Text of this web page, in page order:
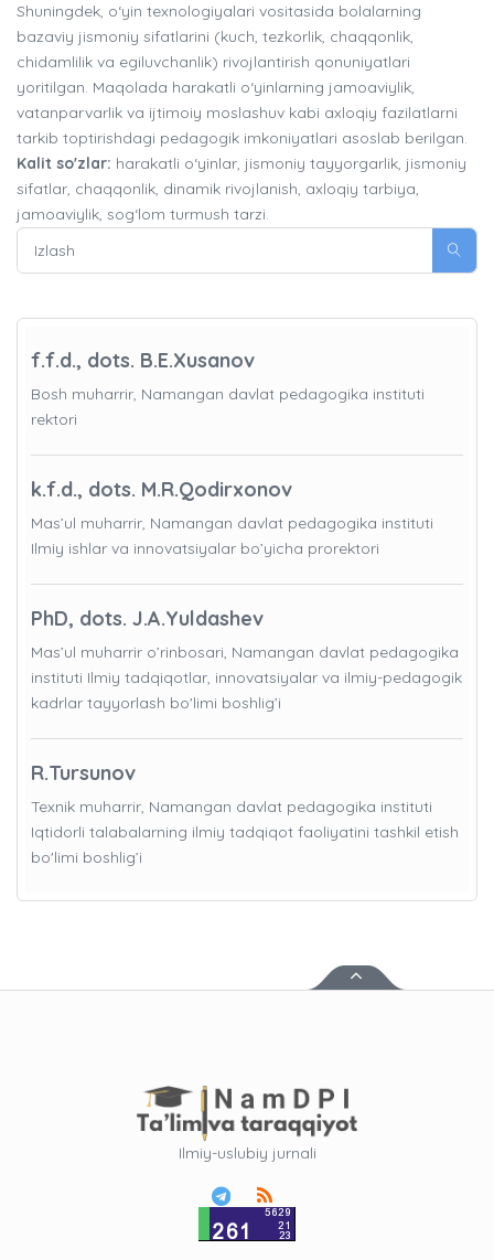
Shuningdek, o‘yin texnologiyalari vositasida bolalarning
bazaviy jismoniy sifatlarini (kuch, tezkorlik, chaqqonlik,
chidamlilik va egiluvchanlik) rivojlantirish qonuniyatlari
yoritilgan. Maqolada harakatli o‘yinlarning jamoaviylik,
vatanparvarlik va ijtimoiy moslashuv kabi axloqiy fazilatlarni
tarkib toptirishdagi pedagogik imkoniyatlari asoslab berilgan.
Kalit so'zlar: harakatli o‘yinlar, jismoniy tayyorgarlik, jismoniy
sifatlar, chaqqonlik, dinamik rivojlanish, axloqiy tarbiya,
jamoaviylik, sog‘lom turmush tarzi.
f.f.d., dots. B.E.Xusanov
Bosh muharrir, Namangan davlat pedagogika instituti
rektori
k.f.d., dots. M.R.Qodirxonov
Mas’ul muharrir, Namangan davlat pedagogika instituti
Ilmiy ishlar va innovatsiyalar bo’yicha prorektori
PhD, dots. J.A.Yuldashev
Mas’ul muharrir o’rinbosari, Namangan davlat pedagogika
instituti Ilmiy tadqiqotlar, innovatsiyalar va ilmiy-pedagogik
kadrlar tayyorlash bo'limi boshlig’i
R.Tursunov
Texnik muharrir, Namangan davlat pedagogika instituti
Iqtidorli talabalarning ilmiy tadqiqot faoliyatini tashkil etish
bo'limi boshlig’i
Ilmiy-uslubiy jurnali